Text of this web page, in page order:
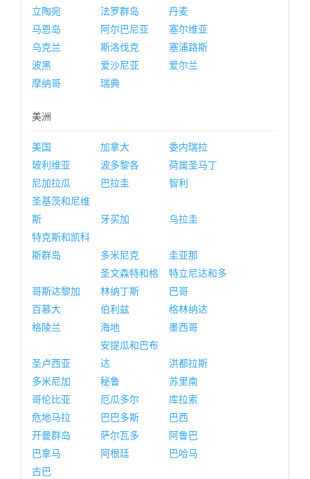
立陶宛
法罗群岛
丹麦
马恩岛
阿尔巴尼亚
塞尔维亚
乌克兰
斯洛伐克
塞浦路斯
波黑
爱沙尼亚
爱尔兰
摩纳哥
瑞典
美洲
美国 加拿大
委内瑞拉
玻利维亚
波多黎各
荷属圣马丁
尼加拉瓜
巴拉圭
智利
圣基茨和尼维
斯
牙买加
乌拉圭
特克斯和凯科
斯群岛
多米尼克 圭亚那
哥斯达黎加
圣文森特和格
林纳丁斯
特立尼达和多
巴哥
百慕大
伯利兹
格林纳达
格陵兰
海地 墨西哥
圣卢西亚
安提瓜和巴布
达
洪都拉斯
多米尼加
秘鲁
苏里南
哥伦比亚
厄瓜多尔
库拉索
危地马拉
巴巴多斯
巴西
开曼群岛
萨尔瓦多
阿鲁巴
巴拿马
阿根廷
巴哈马
古巴